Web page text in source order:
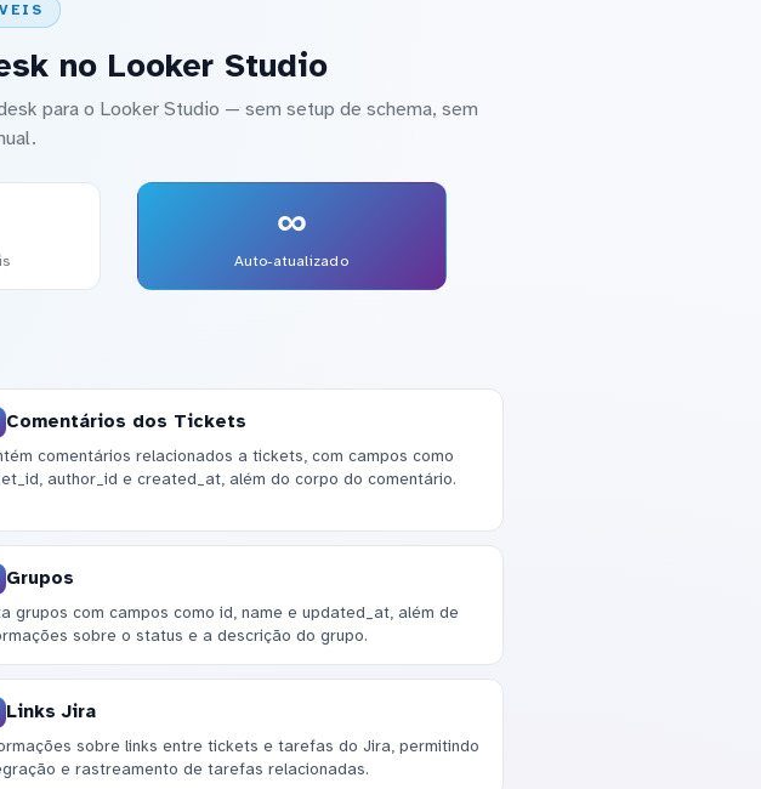
no Looker Studio
para o Looker Studio — sem setup de schema, sem
∞
Auto-atualizado
Comentários dos Tickets
comentários relacionados a tickets, com campos como
author_id e created_at, além do corpo do comentário.
Grupos
grupos com campos como id, name e updated_at, além de
sobre o status e a descrição do grupo.
Links Jira
sobre links entre tickets e tarefas do Jira, permitindo
e rastreamento de tarefas relacionadas.